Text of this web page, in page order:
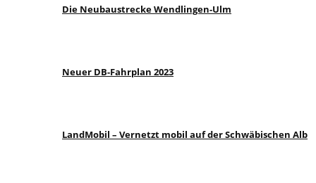
Die Neubaustrecke Wendlingen-Ulm
Neuer DB-Fahrplan 2023
LandMobil – Vernetzt mobil auf der Schwäbischen Alb